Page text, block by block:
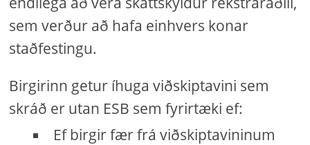
sem verður að hafa einhvers konar
staðfestingu.
Birgirinn getur íhuga viðskiptavini sem
skráð er utan ESB sem fyrirtæki ef:
Ef birgir fær frá viðskiptavininum